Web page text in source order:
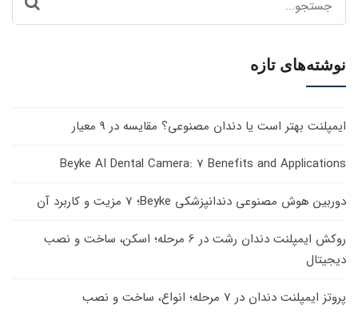
for:
نوشته‌های تازه
ایمپلنت بهتر است یا دندان مصنوعی؟ مقایسه در 9 معیار
Beyke AI Dental Camera: 7 Benefits and Applications
دوربین هوش مصنوعی دندانپزشکی Beyke؛ 7 مزیت و کاربرد آن
روکش ایمپلنت دندان رشت در 6 مرحله؛ اسکن، ساخت و نصب
دیجیتال
پروتز ایمپلنت دندان در 7 مرحله؛ انواع، ساخت و نصب